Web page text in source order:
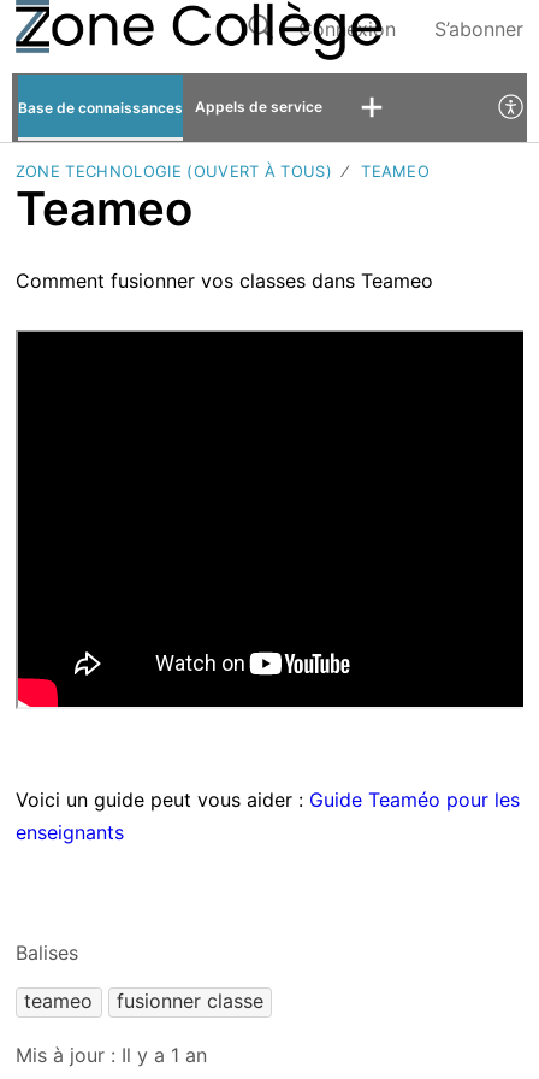
Connexion S’abonner
Base de connaissances Appels de service
ZONE TECHNOLOGIE (OUVERT À TOUS) TEAMEO
Teameo
Comment fusionner vos classes dans Teameo
Voici un guide peut vous aider : Guide Teaméo pour les
enseignants
Balises
teameo
fusionner classe
Mis à jour : Il y a 1 an